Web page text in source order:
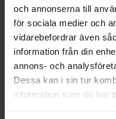
och annonserna till
för sociala medier och
vidarebefordrar även
information från din
annons- och
Dessa kan i sin tur
information som du har